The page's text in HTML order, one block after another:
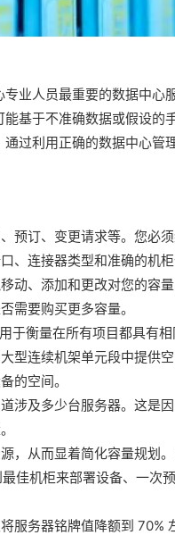
业人员最重要的数据中心
基于不准确数据或假设的
过利用正确的数据中心管
预订、变更请求等。您必
、连接器类型和准确的机柜
动、添加和更改对您的容
需要购买更多容量。
于衡量在所有项目都具有
型连续机架单元段中提供
的空间。
涉及多少台服务器。这是
，从而显着简化容量规划
佳机柜来部署设备、一次
服务器铭牌值降额到 70%